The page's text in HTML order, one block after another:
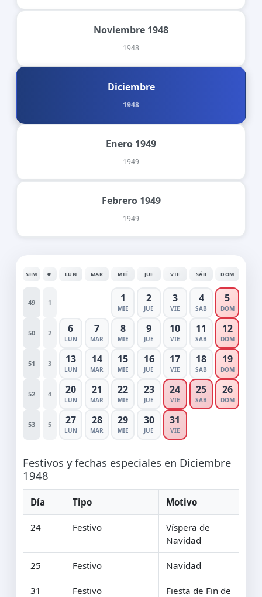
Noviembre 1948
1948
Diciembre
1948
Enero 1949
1949
Febrero 1949
1949
SEM # LUN MAR MIÉ JUE VIE SÁB DOM
49 1 1
MIE
2
JUE
3
VIE
4
SAB
5
DOM
50 2 6
LUN
7
MAR
8
MIE
9
JUE
10
VIE
11
SAB
12
DOM
51 3 13
LUN
14
MAR
15
MIE
16
JUE
17
VIE
18
SAB
19
DOM
52 4 20
LUN
21
MAR
22
MIE
23
JUE
24
VIE
25
SAB
26
DOM
53 5 27
LUN
28
MAR
29
MIE
30
JUE
31
VIE
Festivos y fechas especiales en Diciembre
1948
Día Tipo Motivo
24 Festivo
Víspera de
Navidad
25 Festivo Navidad
31 Festivo
Fiesta de Fin de